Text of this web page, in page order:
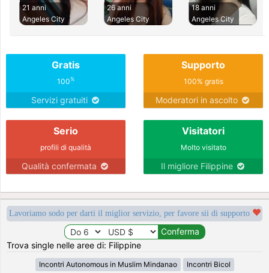
21 anni
Angeles City
26 anni
Angeles City
18 anni
Angeles City
Gratis
100%
Servizi gratuiti
Supporto
100% gratis
Moderatori in ascolto
Serio
profili di qualità
Qualità confermata
Visitatori
Molto visitato
Il migliore Filippine
Lavoriamo sodo per darti il miglior servizio, per favore sii di supporto
Trova single nelle aree di: Filippine
Incontri Autonomous in Muslim Mindanao Incontri Bicol